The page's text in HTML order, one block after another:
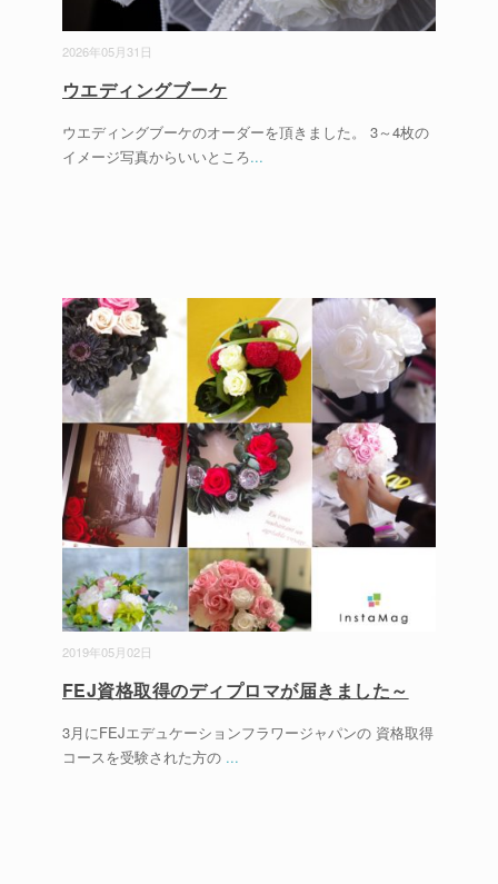
2026年05月31日
ウエディングブーケ
ウエディングブーケのオーダーを頂きました。 3～4枚の
イメージ写真からいいところ...
2019年05月02日
FEJ資格取得のディプロマが届きました～
3月にFEJエデュケーションフラワージャパンの 資格取得
コースを受験された方の ...